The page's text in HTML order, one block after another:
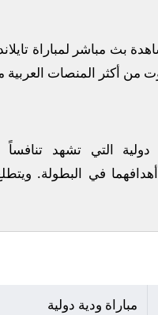
بث مباشر لمباراة
من أكثر المنصات العربية
التي تشهد
في البطولة.
مباراة ودية دولية